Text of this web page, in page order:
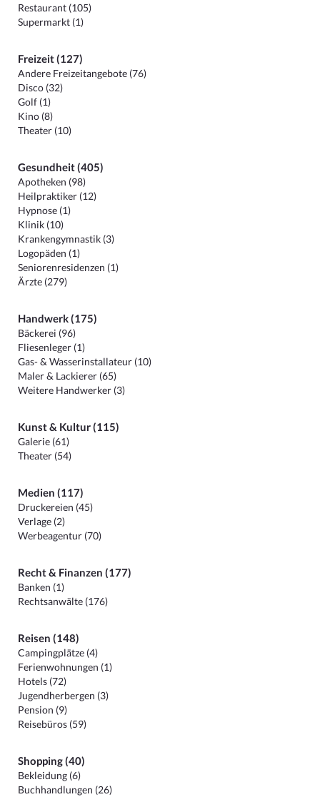
Restaurant (105)
Supermarkt (1)
Freizeit (127)
Andere Freizeitangebote (76)
Disco (32)
Golf (1)
Kino (8)
Theater (10)
Gesundheit (405)
Apotheken (98)
Heilpraktiker (12)
Hypnose (1)
Klinik (10)
Krankengymnastik (3)
Logopäden (1)
Seniorenresidenzen (1)
Ärzte (279)
Handwerk (175)
Bäckerei (96)
Fliesenleger (1)
Gas- & Wasserinstallateur (10)
Maler & Lackierer (65)
Weitere Handwerker (3)
Kunst & Kultur (115)
Galerie (61)
Theater (54)
Medien (117)
Druckereien (45)
Verlage (2)
Werbeagentur (70)
Recht & Finanzen (177)
Banken (1)
Rechtsanwälte (176)
Reisen (148)
Campingplätze (4)
Ferienwohnungen (1)
Hotels (72)
Jugendherbergen (3)
Pension (9)
Reisebüros (59)
Shopping (40)
Bekleidung (6)
Buchhandlungen (26)